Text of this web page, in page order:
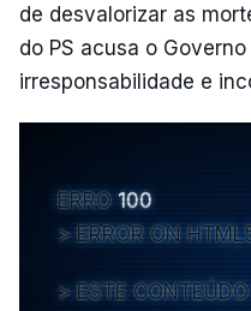
de desvalorizar as
do PS acusa o
irresponsabilidade e
ERRO 100
ERROR ON
ESTE